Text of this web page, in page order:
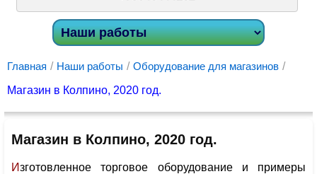
Главная / Наши работы / Оборудование для магазинов /
Магазин в Колпино, 2020 год.
Магазин в Колпино, 2020 год.
Изготовленное торговое оборудование и примеры